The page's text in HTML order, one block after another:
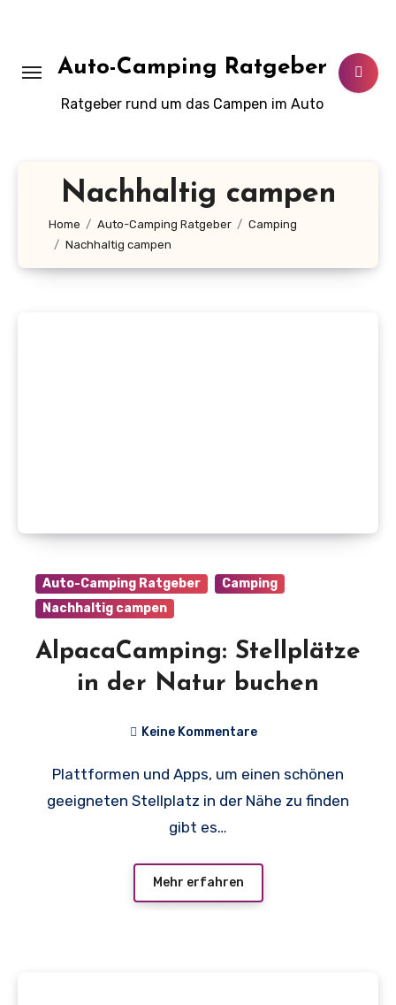
Auto-Camping Ratgeber
Ratgeber rund um das Campen im Auto
Nachhaltig campen
Home Auto-Camping Ratgeber
Camping
Nachhaltig campen
Auto-Camping Ratgeber
Camping
Nachhaltig campen
AlpacaCamping: Stellplätze
in der Natur buchen
Keine Kommentare
Plattformen und Apps, um einen schönen
geeigneten Stellplatz in der Nähe zu finden
gibt es…
Mehr erfahren